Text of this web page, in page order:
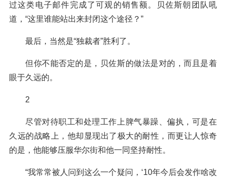
过这类电子邮件完成了可观的销售额。贝佐斯朝团队吼
道，“这里谁能站出来封闭这个途径？”
最后，当然是“独裁者”胜利了。
但你不能否定的是，贝佐斯的做法是对的，而且是着
眼于久远的。
2
尽管对待职工和处理工作上脾气暴躁、偏执，可是在
久远的战略上，他却显现出了极大的耐性，而更让人惊奇
的是，他能够压服华尔街和他一同坚持耐性。
“我常常被人问到这么一个疑问，‘10年今后会发作啥改